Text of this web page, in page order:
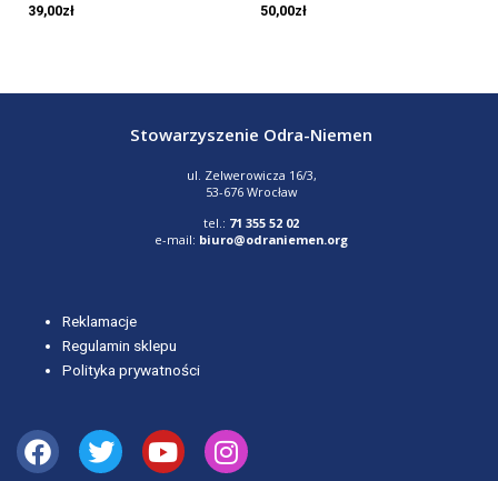
39,00zł 50,00zł
Stowarzyszenie Odra-Niemen
ul. Zelwerowicza 16/3,
53-676 Wrocław
tel.: 71 355 52 02
e-mail: biuro@odraniemen.org
Reklamacje
Regulamin sklepu
Polityka prywatności
Facebook
TwitterYoutubeInstagram